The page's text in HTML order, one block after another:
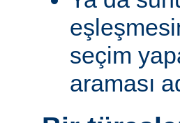
seçim
araması